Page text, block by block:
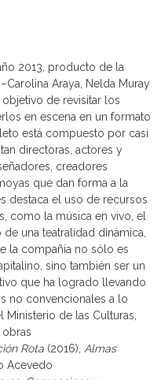
2013, producto de la
Araya, Nelda Muray
de revisitar los
en escena en un formato
está compuesto por casi
directoras, actores y
creadores
que dan forma a la
destaca el uso de recursos
como la música en vivo, el
una teatralidad dinámica,
la compañía no sólo es
sino también ser un
que ha logrado llevando
no convencionales a lo
de las Culturas,
obras
Rota (2016), Almas
Acevedo